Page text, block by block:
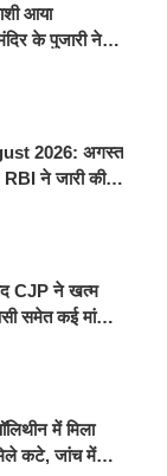
आया
के पुजारी ने
का जलाभिषेक
2026: अगस्त
ने जारी की
CJP ने खत्म
समेत कई मांगों
में मिला
कटे, जांच में